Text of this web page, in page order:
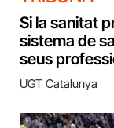
Si la sanitat
sistema de
seus
UGT Catalunya